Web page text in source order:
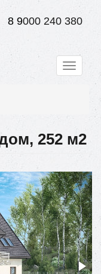
8 9000 240 380
Toggle
252 м2